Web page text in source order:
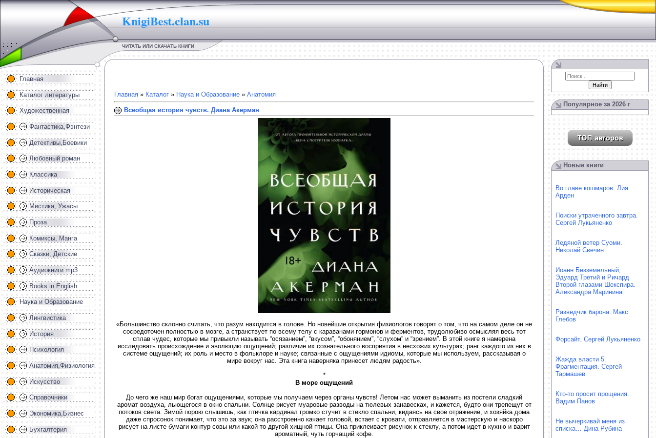
KnigiBest.clan.su
ЧИТАТЬ ИЛИ СКАЧАТЬ КНИГИ
Главная
Каталог литературы
Художественная
Фантастика,Фэнтези
Детективы,Боевики
Любовный роман
Классика
Историческая
Мистика, Ужасы
Проза
Комиксы, Манга
Сказки, Детские
Аудиокниги mp3
Books in English
Наука и Образование
Лингвистика
История
Психология
Анатомия,Физиология
Искусство
Справочники
Экономика,Бизнес
Бухгалтерия
Главная » Каталог » Наука и Образование » Анатомия
Всеобщая история чувств. Диана Акерман
«Большинство склонно считать, что разум находится в голове. Но новейшие открытия физиологов говорят о том, что на самом деле он не
сосредоточен полностью в мозге, а странствует по всему телу с караванами гормонов и ферментов, трудолюбиво осмысляя весь тот
сплав чудес, которые мы привыкли называть “осязанием”, “вкусом”, “обонянием”, “слухом” и “зрением”. В этой книге я намерена
исследовать происхождение и эволюцию ощущений; различие их сознательного восприятия в несхожих культурах; ранг каждого из них в
системе ощущений; их роль и место в фольклоре и науке; связанные с ощущениями идиомы, которые мы используем, рассказывая о
мире вокруг нас. Эта книга наверняка принесет людям радость».
*
В море ощущений
До чего же наш мир богат ощущениями, которые мы получаем через органы чувств! Летом нас может выманить из постели сладкий
аромат воздуха, льющегося в окно спальни. Солнце рисует муаровые разводы на тюлевых занавесках, и кажется, будто они трепещут от
потоков света. Зимой порою слышишь, как птичка кардинал громко стучит в стекло спальни, кидаясь на свое отражение, и хозяйка дома
даже спросонок понимает, что это за звук; она расстроенно качает головой, встает с кровати, отправляется в мастерскую и наскоро
рисует на листе бумаги контур совы или какой-то другой хищной птицы. Она приклеивает рисунок к стеклу, а потом идет в кухню и варит
ароматный, чуть горчащий кофе.
Популярное за 2026 г
Новые книги
Во главе кошмаров. Лия
Арден
Поиски утраченного завтра.
Сергей Лукьяненко
Ледяной ветер Суоми.
Николай Свечин
Иоанн Безземельный,
Эдуард Третий и Ричард
Второй глазами Шекспира.
Александра Маринина
Разведчик барона. Макс
Глебов
Форсайт. Сергей Лукьяненко
Жажда власти 5.
Фрагментация. Сергей
Тармашев
Кто-то просит прощения.
Вадим Панов
Не вычеркивай меня из
списка… Дина Рубина